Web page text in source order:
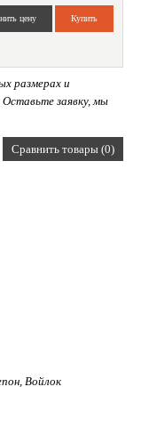
размерах и
заявку, мы
Сравнить товары (0)
Войлок